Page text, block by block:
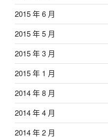
2015 年 6 月
2015 年 5 月
2015 年 3 月
2015 年 1 月
2014 年 8 月
2014 年 4 月
2014 年 2 月